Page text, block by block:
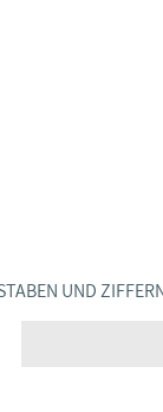
UND ZIFFERN